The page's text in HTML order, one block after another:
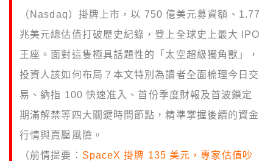
（Nasdaq）掛牌上市，以 750 億美元募資額、1.77
兆美元總估值打破歷史紀錄，登上全球史上最大 IPO
王座。面對這隻極具話題性的「太空超級獨角獸」，
投資人該如何布局？本文特別為讀者全面梳理今日交
易、納指 100 快速准入、首份季度財報及首波鎖定
期滿解禁等四大關鍵時間節點，精準掌握後續的資金
行情與賣壓風險。
（前情提要： SpaceX 掛牌 135 美元，專家估值吵